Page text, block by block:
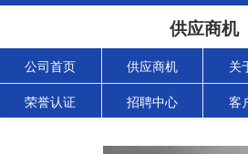
供应商机
公司首页 供应商机 关
荣誉认证 招聘中心 客